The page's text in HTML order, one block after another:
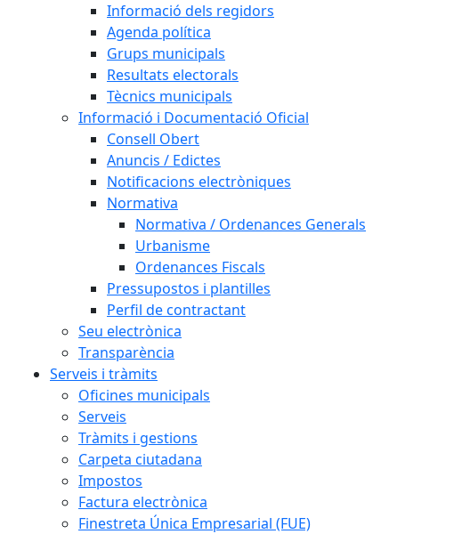
Informació dels regidors
Agenda política
Grups municipals
Resultats electorals
Tècnics municipals
Informació i Documentació Oficial
Consell Obert
Anuncis / Edictes
Notificacions electròniques
Normativa
Normativa / Ordenances Generals
Urbanisme
Ordenances Fiscals
Pressupostos i plantilles
Perfil de contractant
Seu electrònica
Transparència
Serveis i tràmits
Oficines municipals
Serveis
Tràmits i gestions
Carpeta ciutadana
Impostos
Factura electrònica
Finestreta Única Empresarial (FUE)